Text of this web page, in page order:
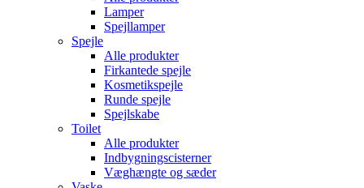
Lamper
Spejllamper
Spejle
Alle produkter
Firkantede spejle
Kosmetikspejle
Runde spejle
Spejlskabe
Toilet
Alle produkter
Indbygnings­cisterner
Væghængte og sæder